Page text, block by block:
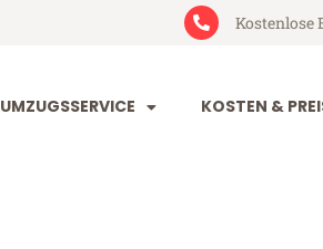
Kostenlose
UMZUGSSERVICE KOSTEN &